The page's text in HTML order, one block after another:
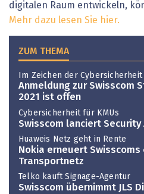
digitalen Raum entwickeln,
Mehr dazu lesen Sie hier.
ZUM THEMA
Im Zeichen der Cybersicherheit
Anmeldung zur Swisscom
2021 ist offen
Cybersicherheit für KMUs
Swisscom lanciert
Huaweis Netz geht in Rente
Nokia erneuert Swisscoms
Transportnetz
Telko kauft Signage-Agentur
Swisscom übernimmt JLS